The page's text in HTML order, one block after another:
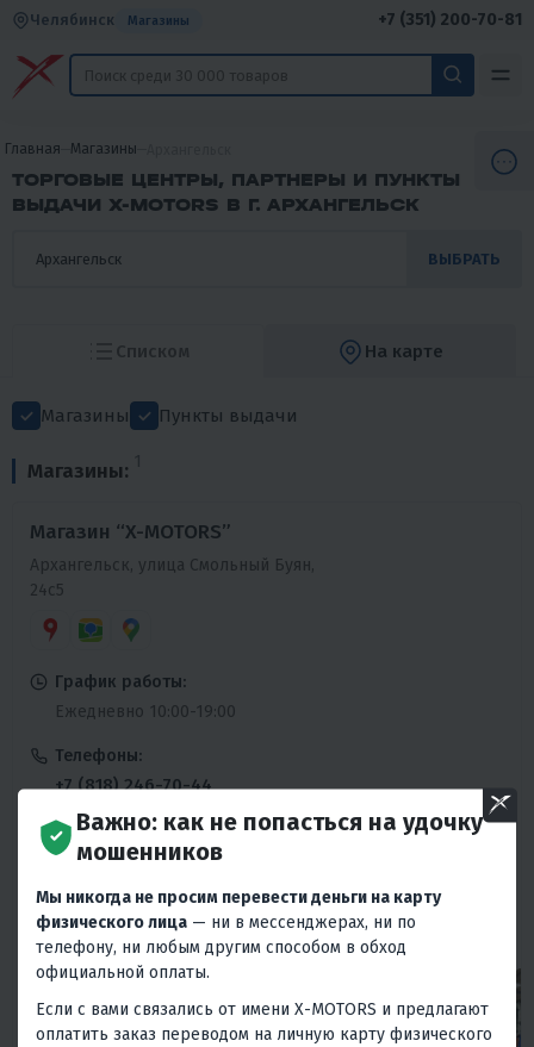
Челябинск Магазины +7 (351) 200-70-81
Главная Магазины
ТОРГОВЫЕ ЦЕНТРЫ, ПАРТНЕРЫ И ПУНКТЫ
ВЫДАЧИ X-MOTORS В Г. АРХАНГЕЛЬСК
ВЫБРАТЬ
Списком На карте
Магазины Пункты выдачи
Магазины: 1
Магазин “X-MOTORS”
Архангельск, улица Смольный Буян,
24с5
График работы:
Ежедневно 10:00-19:00
Телефоны:
+7 (818) 246-70-44
Ежедневно 10:00-19:00
Сервисный центр:
Пн-Пт 10:00-19:00
Важно: как не попасться на удочку
мошенников
Мы никогда не просим перевести деньги на карту
физического лица — ни в мессенджерах, ни по
телефону, ни любым другим способом в обход
официальной оплаты.
Если с вами связались от имени X-MOTORS и предлагают
оплатить заказ переводом на личную карту физического